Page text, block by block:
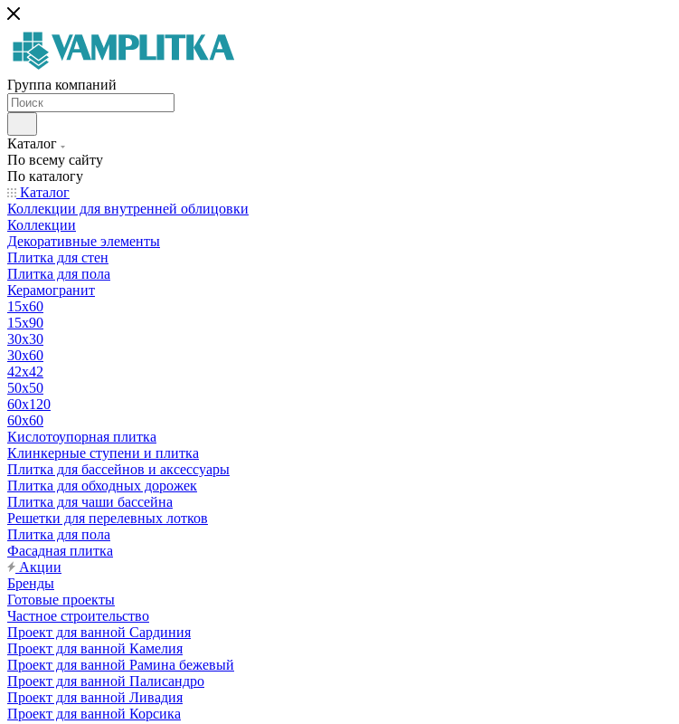
Группа компаний
Каталог
По всему сайту
По каталогу
Каталог
Коллекции для внутренней облицовки
Коллекции
Декоративные элементы
Плитка для стен
Плитка для пола
Керамогранит
15х60
15x90
30х30
30х60
42х42
50х50
60х120
60х60
Кислотоупорная плитка
Клинкерные ступени и плитка
Плитка для бассейнов и аксессуары
Плитка для обходных дорожек
Плитка для чаши бассейна
Решетки для перелевных лотков
Плитка для пола
Фасадная плитка
Акции
Бренды
Готовые проекты
Частное строительство
Проект для ванной Сардиния
Проект для ванной Камелия
Проект для ванной Рамина бежевый
Проект для ванной Палисандро
Проект для ванной Ливадия
Проект для ванной Корсика